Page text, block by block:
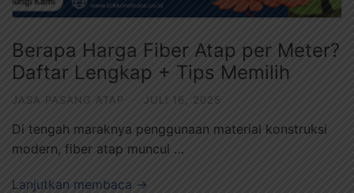
Berapa Harga Fiber Atap per Meter?
Daftar Lengkap + Tips Memilih
JASA PASANG ATAP · JULI 16, 2025
Di tengah maraknya penggunaan material konstruksi
modern, fiber atap muncul …
Lanjutkan membaca →